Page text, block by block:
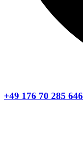
+49 176 70 285 646